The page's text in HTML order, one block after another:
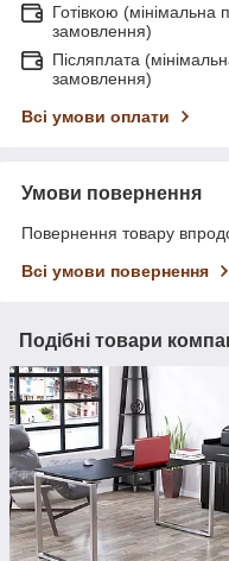
Готівкою (мінімальна
замовлення)
Післяплата
замовлення)
Всі умови оплати
Умови повернення
Повернення товару
Всі умови повернення
Подібні товари